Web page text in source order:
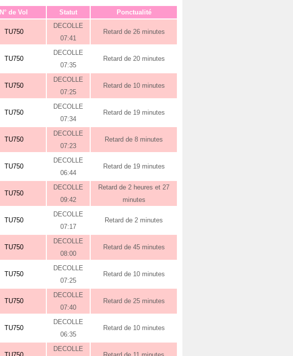
N° de Vol Statut Ponctualité
TU750
DECOLLE
07:41
Retard de 26 minutes
TU750
DECOLLE
07:35
Retard de 20 minutes
TU750
DECOLLE
07:25
Retard de 10 minutes
TU750
DECOLLE
07:34
Retard de 19 minutes
TU750
DECOLLE
07:23
Retard de 8 minutes
TU750
DECOLLE
06:44
Retard de 19 minutes
TU750
DECOLLE
09:42
Retard de 2 heures et 27
minutes
TU750
DECOLLE
07:17
Retard de 2 minutes
TU750
DECOLLE
08:00
Retard de 45 minutes
TU750
DECOLLE
07:25
Retard de 10 minutes
TU750
DECOLLE
07:40
Retard de 25 minutes
TU750
DECOLLE
06:35
Retard de 10 minutes
DECOLLE